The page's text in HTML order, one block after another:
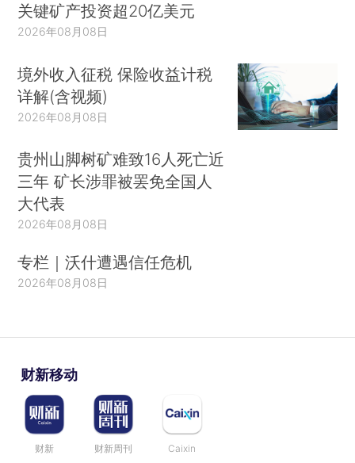
关键矿产投资超20亿美元
2026年08月08日
境外收入征税 保险收益计税
详解(含视频)
2026年08月08日
贵州山脚树矿难致16人死亡近
三年 矿长涉罪被罢免全国人
大代表
2026年08月08日
专栏｜沃什遭遇信任危机
2026年08月08日
财新移动
财新 财新周刊 Caixin